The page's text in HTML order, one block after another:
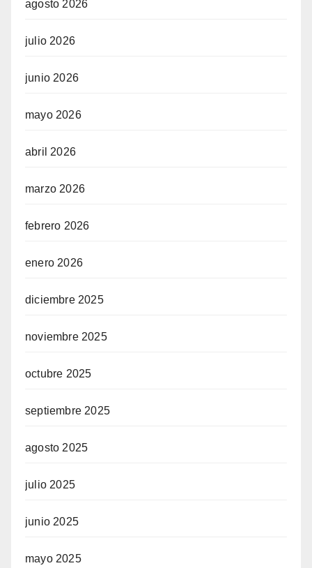
agosto 2026
julio 2026
junio 2026
mayo 2026
abril 2026
marzo 2026
febrero 2026
enero 2026
diciembre 2025
noviembre 2025
octubre 2025
septiembre 2025
agosto 2025
julio 2025
junio 2025
mayo 2025